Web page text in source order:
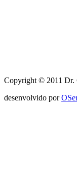
Copyright © 2011 Dr.
desenvolvido por